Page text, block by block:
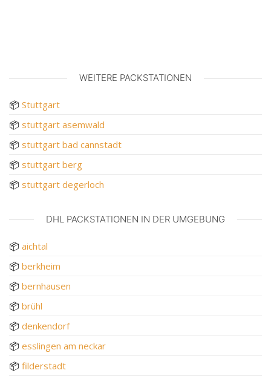
WEITERE PACKSTATIONEN
📦 Stuttgart
📦 stuttgart asemwald
📦 stuttgart bad cannstadt
📦 stuttgart berg
📦 stuttgart degerloch
DHL PACKSTATIONEN IN DER UMGEBUNG
📦 aichtal
📦 berkheim
📦 bernhausen
📦 brühl
📦 denkendorf
📦 esslingen am neckar
📦 filderstadt